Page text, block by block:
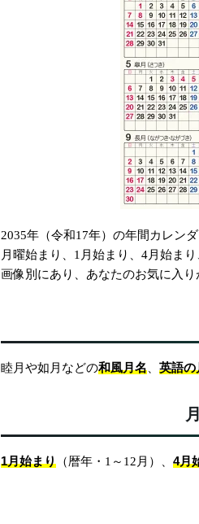
2035年（令和17年）の年間カレン
月曜始まり、1月始まり、4月始ま
画像別にあり、あなたのお気に入り
睦月や如月などの和風月名 英語の
1月始まり （暦年・1～12月）、 4月